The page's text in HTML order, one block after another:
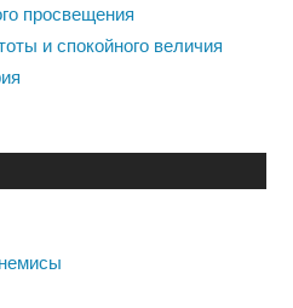
просвещения
и спокойного величия